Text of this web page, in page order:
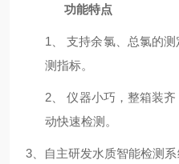
功能特点
1、支持余氯、总氯的
测指标。
2、仪器小巧，整箱装
动快速检测。
3、自主研发水质智能检测